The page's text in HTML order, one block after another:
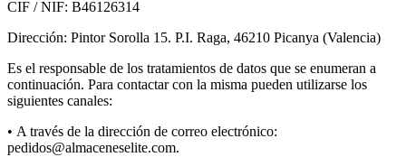
CIF / NIF: B46126314
Dirección: Pintor Sorolla 15. P.I. Raga, 46210 Picanya (Valencia)
Es el responsable de los tratamientos de datos que se enumeran a
continuación. Para contactar con la misma pueden utilizarse los
siguientes canales:
• A través de la dirección de correo electrónico:
pedidos@almaceneselite.com.